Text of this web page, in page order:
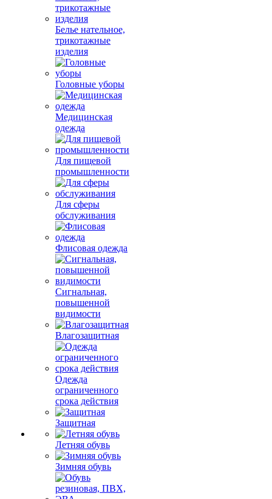
Белье нательное,
трикотажные
изделия
Головные уборы
Медицинская
одежда
Для пищевой
промышленности
Для сферы
обслуживания
Флисовая одежда
Сигнальная,
повышенной
видимости
Влагозащитная
Одежда
ограниченного
срока действия
Защитная
Летняя обувь
Зимняя обувь